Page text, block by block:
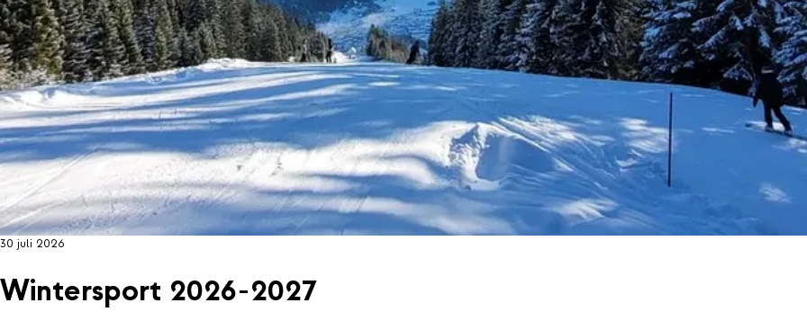
30 juli 2026
Wintersport 2026-2027